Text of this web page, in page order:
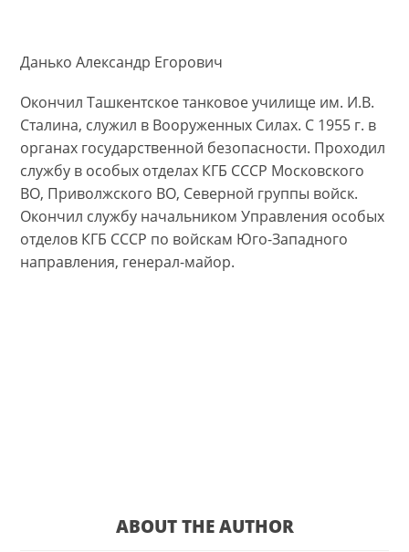
Данько Александр Егорович
Окончил Ташкентское танковое училище им. И.В.
Сталина, служил в Вооруженных Силах. С 1955 г. в
органах государственной безопасности. Проходил
службу в особых отделах КГБ СССР Московского
ВО, Приволжского ВО, Северной группы войск.
Окончил службу начальником Управления особых
отделов КГБ СССР по войскам Юго-Западного
направления, генерал-майор.
ABOUT THE AUTHOR